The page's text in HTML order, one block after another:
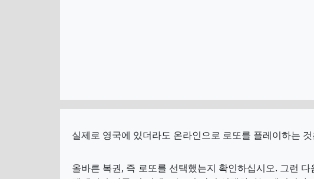
실제로 영국에 있더라도 온라인으로 로또를 플레이하는
올바른 복권, 즉 로또를 선택했는지 확인하십시오. 그런